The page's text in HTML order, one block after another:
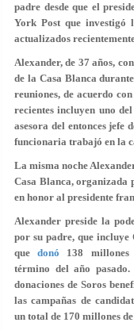
padre desde que el
York Post que investigó
actualizados
Alexander, de 37 años,
de la Casa Blanca
reuniones, de acuerdo
recientes incluyen uno
asesora del entonces jefe
funcionaria trabajó en la
La misma noche
Casa Blanca,
en honor al presidente
Alexander preside la
por su padre, que incluye
quedonó 138
término del año
donaciones de Soros
las campañas de
un total de 170 millones